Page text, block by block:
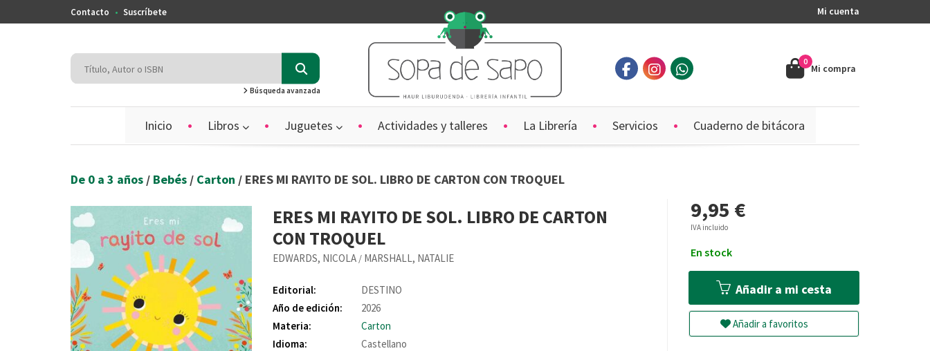
Mi cuenta
Contacto Suscríbete
Búsqueda avanzada
Mi compra
0
Inicio Libros Juguetes Actividades y talleres La Librería Servicios Cuaderno de bitácora
De 0 a 3 años / Bebés / Carton / ERES MI RAYITO DE SOL. LIBRO DE CARTON CON TROQUEL
ERES MI RAYITO DE SOL. LIBRO DE CARTON
CON TROQUEL
EDWARDS, NICOLA / MARSHALL, NATALIE
Editorial:
DESTINO
Año de edición:
2026
Materia:
Carton
Idioma:
Castellano
9,95 €
IVA incluido
En stock
Añadir a mi cesta
Añadir a favoritos